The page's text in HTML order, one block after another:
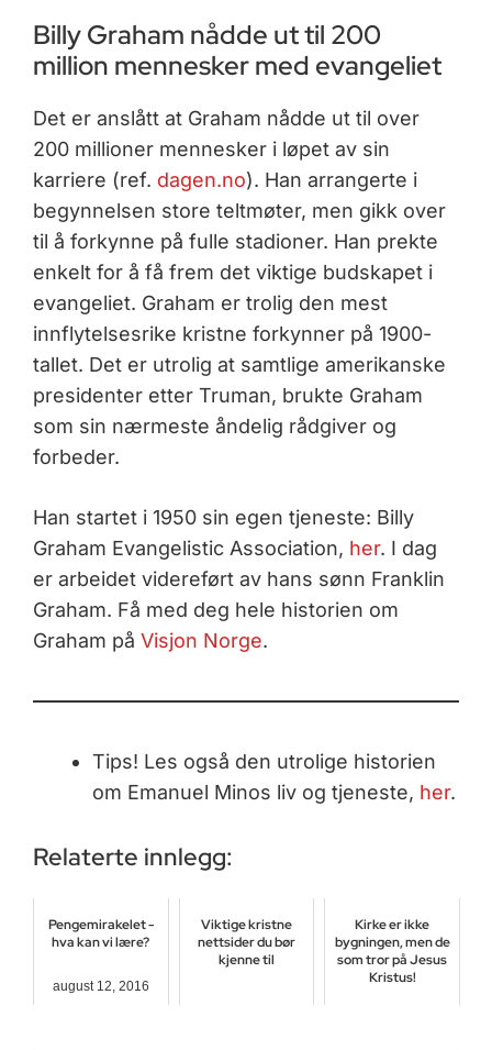
Billy Graham nådde ut til 200
million mennesker med evangeliet
Det er anslått at Graham nådde ut til over
200 millioner mennesker i løpet av sin
karriere (ref. dagen.no). Han arrangerte i
begynnelsen store teltmøter, men gikk over
til å forkynne på fulle stadioner. Han prekte
enkelt for å få frem det viktige budskapet i
evangeliet. Graham er trolig den mest
innflytelsesrike kristne forkynner på 1900-
tallet. Det er utrolig at samtlige amerikanske
presidenter etter Truman, brukte Graham
som sin nærmeste åndelig rådgiver og
forbeder.
Han startet i 1950 sin egen tjeneste: Billy
Graham Evangelistic Association, her. I dag
er arbeidet videreført av hans sønn Franklin
Graham. Få med deg hele historien om
Graham på Visjon Norge.
Tips! Les også den utrolige historien
om Emanuel Minos liv og tjeneste, her.
Relaterte innlegg:
Pengemirakelet -
hva kan vi lære?
august 12, 2016
Viktige kristne
nettsider du bør
kjenne til
Kirke er ikke
bygningen, men de
som tror på Jesus
Kristus!